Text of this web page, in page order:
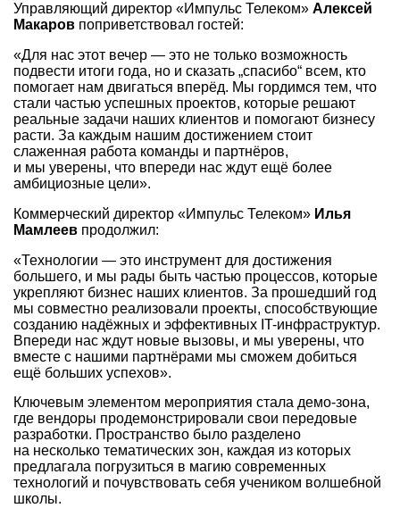
Управляющий директор «Импульс Телеком» Алексей
Макаров поприветствовал гостей:
«Для нас этот вечер — это не только возможность
подвести итоги года, но и сказать „спасибо“ всем, кто
помогает нам двигаться вперёд. Мы гордимся тем, что
стали частью успешных проектов, которые решают
реальные задачи наших клиентов и помогают бизнесу
расти. За каждым нашим достижением стоит
слаженная работа команды и партнёров,
и мы уверены, что впереди нас ждут ещё более
амбициозные цели».
Коммерческий директор «Импульс Телеком» Илья
Мамлеев продолжил:
«Технологии — это инструмент для достижения
большего, и мы рады быть частью процессов, которые
укрепляют бизнес наших клиентов. За прошедший год
мы совместно реализовали проекты, способствующие
созданию надёжных и эффективных IT-инфраструктур.
Впереди нас ждут новые вызовы, и мы уверены, что
вместе с нашими партнёрами мы сможем добиться
ещё больших успехов».
Ключевым элементом мероприятия стала демо-зона,
где вендоры продемонстрировали свои передовые
разработки. Пространство было разделено
на несколько тематических зон, каждая из которых
предлагала погрузиться в магию современных
технологий и почувствовать себя учеником волшебной
школы.